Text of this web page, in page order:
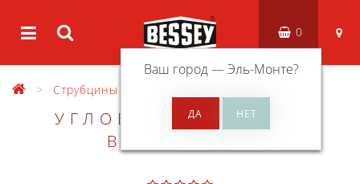
Ваш город —Эль-Монте?
0
Струбцины
УГЛОВОЙ ЗАЖИМ WS
BESSEY WS1